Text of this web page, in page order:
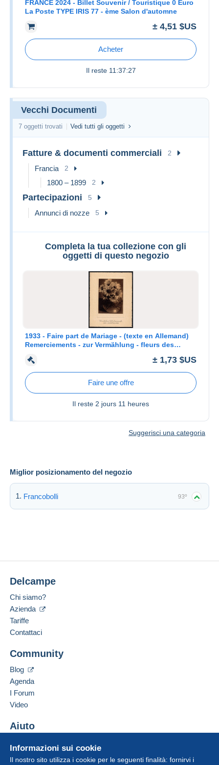
Miglior posizionamento del negozio
Francobolli 93º
FRANCE 2024 - Billet Souvenir / Touristique 0 Euro
La Poste TYPE IRIS 77 - ème Salon d'automne
± 4,51 $US
Acheter
Il reste 11:37:27
Vecchi Documenti
7 oggetti trovati Vedi tutti gli oggetti
Fatture & documenti commerciali 2
Francia 2
1800 – 1899 2
Partecipazioni 5
Annunci di nozze 5
Completa la tua collezione con gli
oggetti di questo negozio
1933 - Faire part de Mariage - (texte en Allemand)
Remerciements - zur Vermählung - fleurs des
± 1,73 $US
Faire une offre
Il reste 2 jours 11 heures
Suggerisci una categoria
Informazioni sui cookie
Il nostro sito utilizza i cookie per le seguenti finalità: fornirvi i
Delcampe
Chi siamo?
Azienda
Tariffe
Contattaci
Community
Blog
Agenda
I Forum
Video
Aiuto